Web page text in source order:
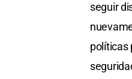
seguir
políticas